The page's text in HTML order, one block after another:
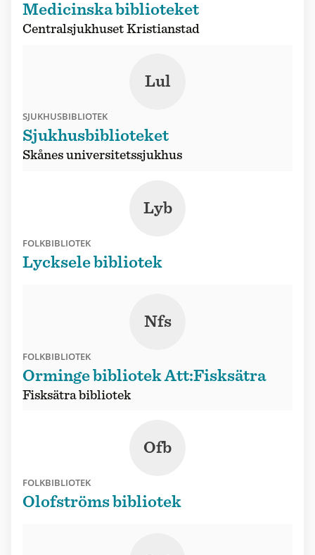
Medicinska biblioteket
Centralsjukhuset Kristianstad
Lul
SJUKHUSBIBLIOTEK
Sjukhusbiblioteket
Skånes universitetssjukhus
Lyb
FOLKBIBLIOTEK
Lycksele bibliotek
Nfs
FOLKBIBLIOTEK
Orminge bibliotek Att:Fisksätra
Fisksätra bibliotek
Ofb
FOLKBIBLIOTEK
Olofströms bibliotek